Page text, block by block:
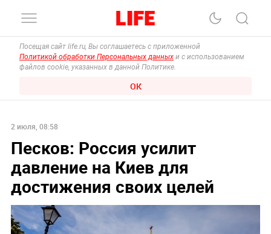
Посещая сайт life.ru, Вы соглашаетесь с приложенной
Политикой обработки Персональных данных и с использованием
файлов cookie, указанных в данной Политике.
ОК
2 июля, 08:58
Песков: Россия усилит
давление на Киев для
достижения своих целей